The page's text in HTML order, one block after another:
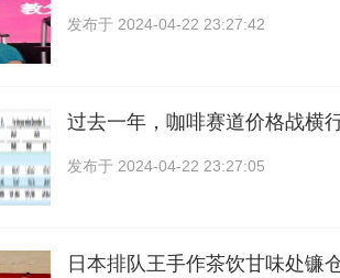
发布于 2024-04-22 23:27:42
过去一年，咖啡赛道价格战横
发布于 2024-04-22 23:27:05
日本排队王手作茶饮甘味处镰